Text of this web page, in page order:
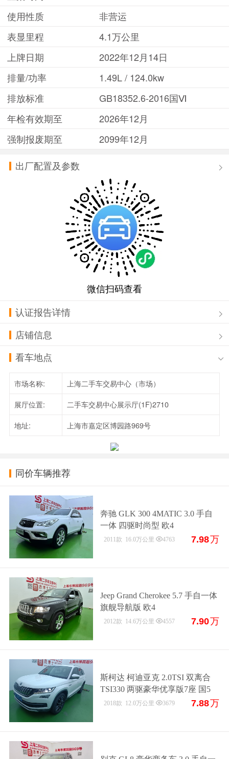
使用性质
非营运
表显里程
4.1万公里
上牌日期
2022年12月14日
排量/功率
1.49L / 124.0kw
排放标准
GB18352.6-2016国Ⅵ
年检有效期至
2026年12月
强制报废期至
2099年12月
出厂配置及参数
微信扫码查看
认证报告详情
店铺信息
看车地点
市场名称:
上海二手车交易中心（市场）
展厅位置:
二手车交易中心展示厅(1F)2710
地址:
上海市嘉定区博园路969号
同价车辆推荐
奔驰 GLK 300 4MATIC 3.0 手自
一体 四驱时尚型 欧4
7.98万
2011款 16.0万公里 4763
Jeep Grand Cherokee 5.7 手自一体
旗舰导航版 欧4
7.90万
2012款 14.6万公里 4557
斯柯达 柯迪亚克 2.0TSI 双离合
TSI330 两驱豪华优享版7座 国5
7.88万
2018款 12.0万公里 3679